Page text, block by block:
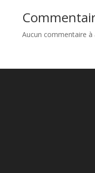
Aucun commentaire à